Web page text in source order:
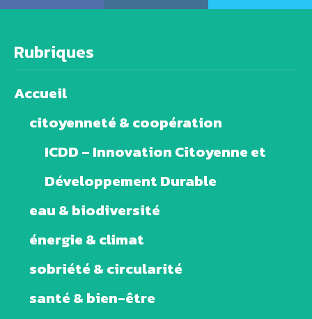
Rubriques
Accueil
citoyenneté & coopération
ICDD – Innovation Citoyenne et
Développement Durable
eau & biodiversité
énergie & climat
sobriété & circularité
santé & bien-être